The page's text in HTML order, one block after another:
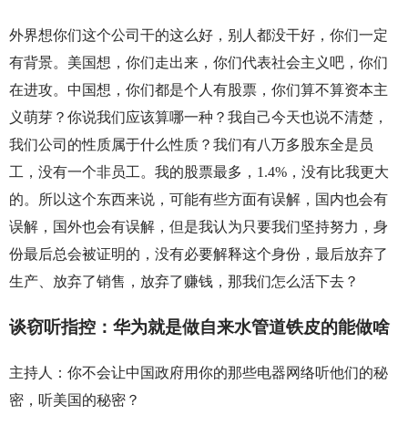
外界想你们这个公司干的这么好，别人都没干好，你们一定
有背景。美国想，你们走出来，你们代表社会主义吧，你们
在进攻。中国想，你们都是个人有股票，你们算不算资本主
义萌芽？你说我们应该算哪一种？我自己今天也说不清楚，
我们公司的性质属于什么性质？我们有八万多股东全是员
工，没有一个非员工。我的股票最多，1.4%，没有比我更大
的。所以这个东西来说，可能有些方面有误解，国内也会有
误解，国外也会有误解，但是我认为只要我们坚持努力，身
份最后总会被证明的，没有必要解释这个身份，最后放弃了
生产、放弃了销售，放弃了赚钱，那我们怎么活下去？
谈窃听指控：华为就是做自来水管道铁皮的能做啥
主持人：你不会让中国政府用你的那些电器网络听他们的秘
密，听美国的秘密？